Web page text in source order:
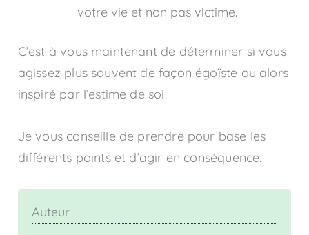
votre vie et non pas victime.
C’est à vous maintenant de déterminer si vous
agissez plus souvent de façon égoïste ou alors
inspiré par l’estime de soi.
Je vous conseille de prendre pour base les
différents points et d’agir en conséquence.
Auteur